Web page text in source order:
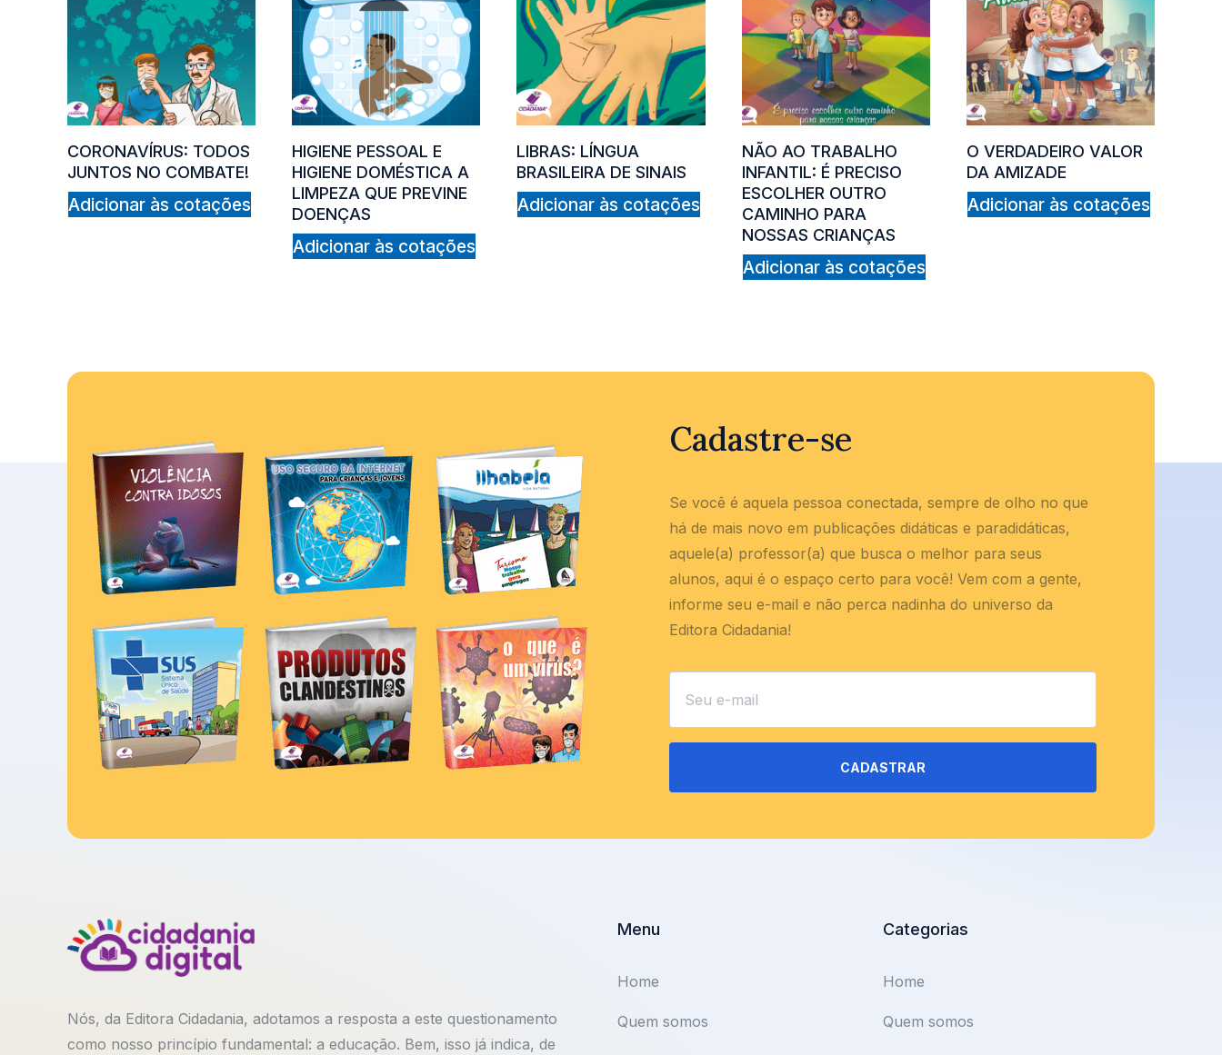
CORONAVÍRUS: TODOS
JUNTOS NO COMBATE!
Adicionar às cotações
HIGIENE PESSOAL E
HIGIENE DOMÉSTICA A
LIMPEZA QUE PREVINE
DOENÇAS
Adicionar às cotações
LIBRAS: LÍNGUA
BRASILEIRA DE SINAIS
Adicionar às cotações
NÃO AO TRABALHO
INFANTIL: É PRECISO
ESCOLHER OUTRO
CAMINHO PARA
NOSSAS CRIANÇAS
Adicionar às cotações
O VERDADEIRO VALOR
DA AMIZADE
Adicionar às cotações
Cadastre-se
Se você é aquela pessoa conectada, sempre de olho no que
há de mais novo em publicações didáticas e paradidáticas,
aquele(a) professor(a) que busca o melhor para seus
alunos, aqui é o espaço certo para você! Vem com a gente,
informe seu e-mail e não perca nadinha do universo da
Editora Cidadania!
CADASTRAR
Nós, da Editora Cidadania, adotamos a resposta a este questionamento
como nosso princípio fundamental: a educação. Bem, isso já indica, de
Menu
Home
Quem somos
Categorias
Home
Quem somos